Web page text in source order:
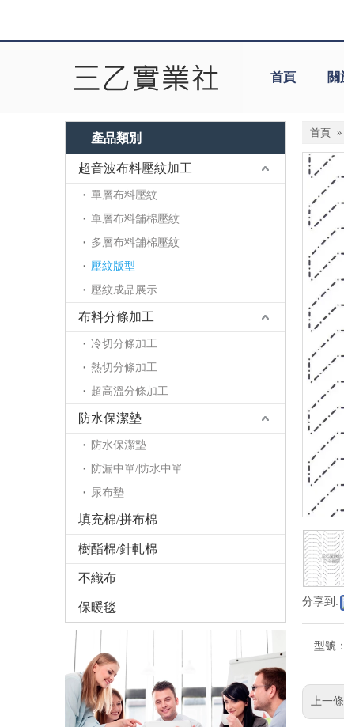
首頁 關
產品類別
超音波布料壓紋加工
單層布料壓紋
單層布料舖棉壓紋
多層布料舖棉壓紋
壓紋版型
壓紋成品展示
布料分條加工
冷切分條加工
熱切分條加工
超高溫分條加工
防水保潔墊
防水保潔墊
防漏中單/防水中單
尿布墊
填充棉/拼布棉
樹酯棉/針軋棉
不織布
保暖毯
首頁 »
分享到:
型號：
上一